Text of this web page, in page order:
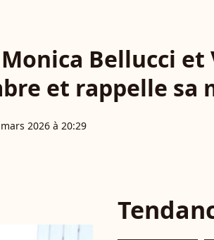
Bellucci et
et rappelle sa
2026 à 20:29